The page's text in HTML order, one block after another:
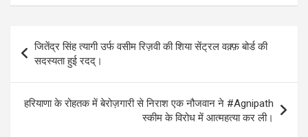
Post
navigation
जितेंद्र सिंह त्यागी उर्फ वसीम रिज़वी की शिया सेंट्रल वक़्फ़ बोर्ड की
सदस्यता हुई रदद्।
हरियाणा के रोहतक में बेरोज़गारी से निराश एक नौजवान ने #Agnipath
स्कीम के विरोध में आत्महत्या कर ली।